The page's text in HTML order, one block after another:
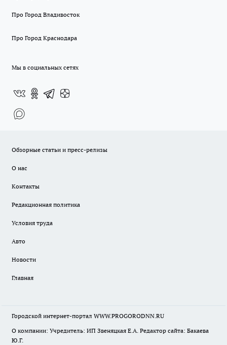
Про Город Владивосток
Про Город Краснодара
Мы в социальных сетях
Обзорные статьи и пресс-релизы
О нас
Контакты
Редакционная политика
Условия труда
Авто
Новости
Главная
Городской интернет-портал WWW.PROGORODNN.RU
О компании: Учредитель: ИП Звеняцкая Е.А. Редактор сайта: Бакаева
Ю.Г.